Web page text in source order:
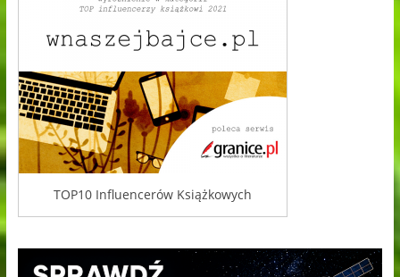
TOP10 Influencerów Książkowych